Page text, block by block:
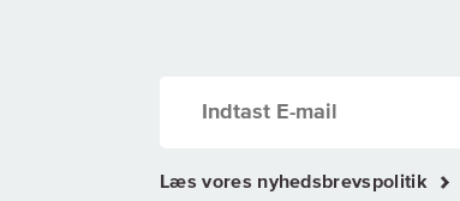
Læs vores nyhedsbrevspolitik